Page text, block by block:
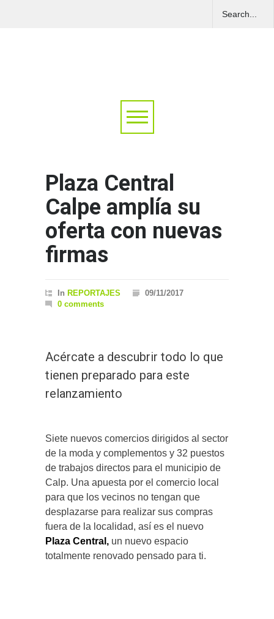
Plaza Central
Calpe amplía su
oferta con nuevas
firmas
In REPORTAJES
09/11/2017
0 comments
Acércate a descubrir todo lo que
tienen preparado para este
relanzamiento
Siete nuevos comercios dirigidos al sector
de la moda y complementos y 32 puestos
de trabajos directos para el municipio de
Calp. Una apuesta por el comercio local
para que los vecinos no tengan que
desplazarse para realizar sus compras
fuera de la localidad, así es el nuevo
Plaza Central, un nuevo espacio
totalmente renovado pensado para ti.